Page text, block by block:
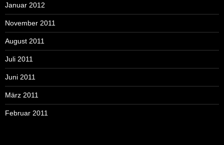
Januar 2012
November 2011
August 2011
Juli 2011
Juni 2011
März 2011
Februar 2011